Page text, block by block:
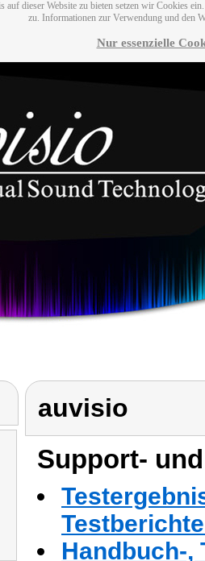
auf dieser Website zu bieten setzen wir Cookies
zu. Informationen zur Verwendung und den
Nur essenzielle
auvisio
Support-
Handbuch-,